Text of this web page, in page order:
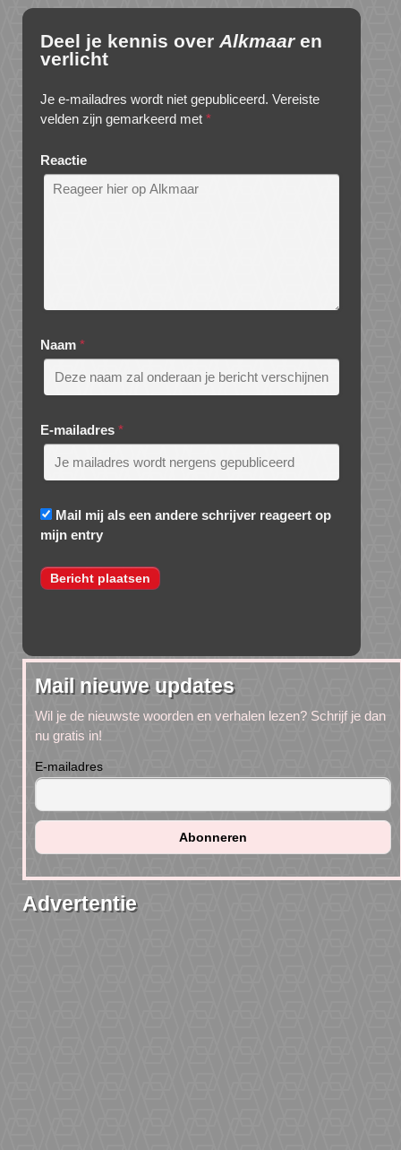
Deel je kennis over Alkmaaren
verlicht
Je e-mailadres wordt niet gepubliceerd. Vereiste
velden zijn gemarkeerd met *
Reactie
Naam *
E-mailadres *
Mail mij als een andere schrijver reageert op
mijn entry
Mail nieuwe updates
Wil je de nieuwste woorden en verhalen lezen? Schrijf je dan
nu gratis in!
E-mailadres
Advertentie